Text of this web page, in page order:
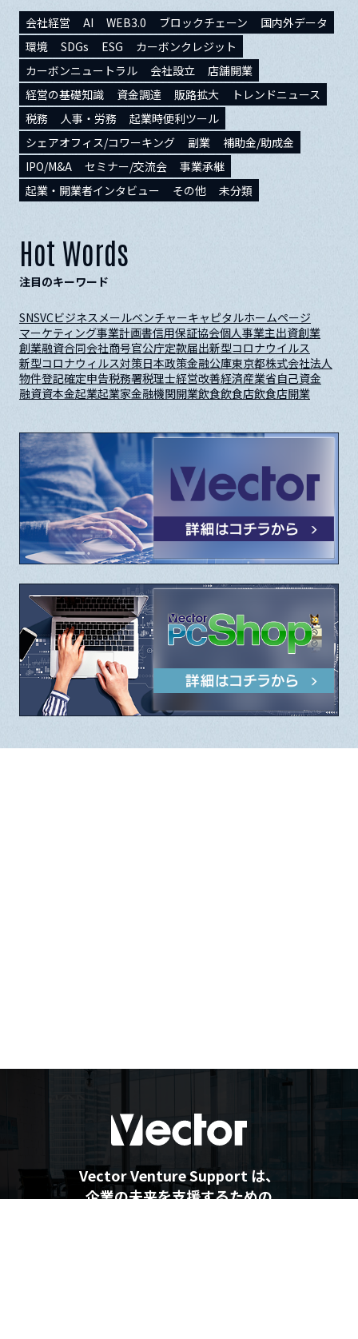
会社経営 AI WEB3.0 ブロックチェーン
国内外データ
環境
SDGs ESG
カーボンクレジット
カーボンニュートラル
会社設立
店舗開業
経営の基礎知識
資金調達 販路拡大
トレンドニュース
税務
人事・労務
起業時便利ツール
シェアオフィス/コワーキング
副業
補助金/助成金
IPO/M&A
セミナー/交流会
事業承継
起業・開業者インタビュー
その他 未分類
Hot Words
注目のキーワード
SNSVCビジネスメールベンチャーキャピタルホームページ
マーケティング事業計画書信用保証協会個人事業主出資創業
創業融資合同会社商号官公庁定款届出新型コロナウイルス
新型コロナウィルス対策日本政策金融公庫東京都株式会社法人
物件登記確定申告税務署税理士経営改善経済産業省自己資金
融資資本金起業起業家金融機関開業飲食飲食店飲食店開業
Vector Venture Support は、
企業の未来を支援するための